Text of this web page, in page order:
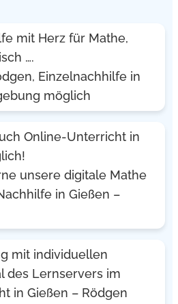
mit Herz für Mathe,
….
Einzelnachhilfe in
möglich
Online-Unterricht in
unsere digitale Mathe
in Gießen –
mit individuellen
des Lernservers im
in Gießen – Rödgen